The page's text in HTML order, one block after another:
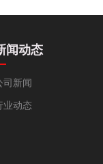
闻动态
司新闻
业动态